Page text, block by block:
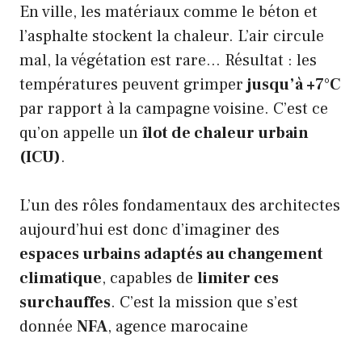
En ville, les matériaux comme le béton et
l’asphalte stockent la chaleur. L’air circule
mal, la végétation est rare… Résultat : les
températures peuvent grimperjusqu’à +7°C
par rapport à la campagne voisine. C’est ce
qu’on appelle unîlot de chaleur urbain
(ICU).
L’un des rôles fondamentaux des architectes
aujourd’hui est donc d’imaginer des
espaces urbains adaptés au changement
climatique, capables de limiter ces
surchauffes. C’est la mission que s’est
donnée NFA, agence marocaine